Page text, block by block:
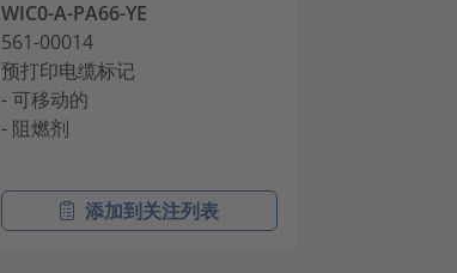
WIC0-A-PA66-YE
561-00014
预打印电缆标记
- 可移动的
- 阻燃剂
添加到关注列表